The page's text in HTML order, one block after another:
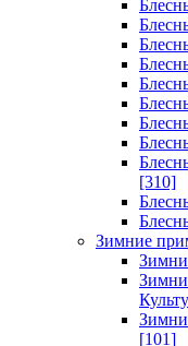
[310]
Зимние
[101]